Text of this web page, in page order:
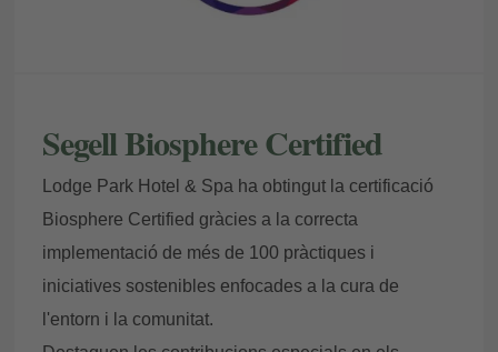
Segell Biosphere Certified
Lodge Park Hotel & Spa ha obtingut la certificació
Biosphere Certified gràcies a la correcta
implementació de més de 100 pràctiques i
iniciatives sostenibles enfocades a la cura de
l'entorn i la comunitat.